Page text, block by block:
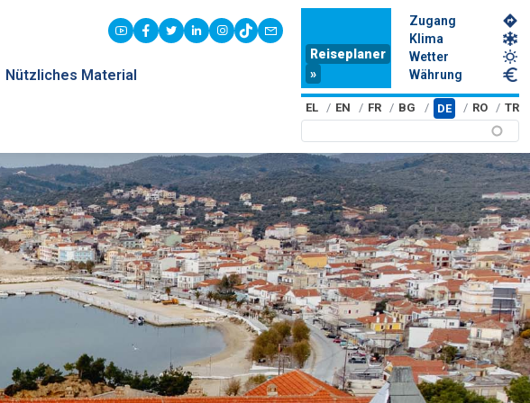
Nützliches Material
youtubefacebook
twitterlinkedininstagram
tiktokcontact
Reiseplaner
»
Zugang
Klima
Wetter
Währung
EL EN FR BG DE RO TR